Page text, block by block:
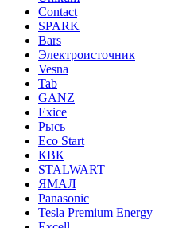
Contact
SPARK
Bars
Электроисточник
Vesna
Tab
GANZ
Exice
Рысь
Eco Start
КВК
STALWART
ЯМАЛ
Panasonic
Tesla Premium Energy